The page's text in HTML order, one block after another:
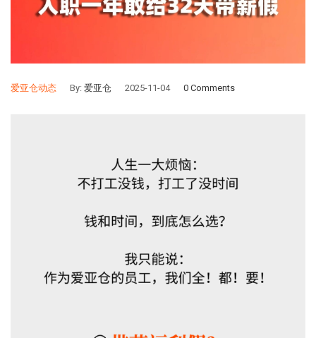
爱亚仓动态 By: 爱亚仓 2025-11-04 0 Comments